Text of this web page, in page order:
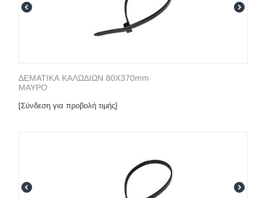
ΔΕΜΑΤΙΚΑ ΚΑΛΩΔΙΩΝ 80X370mm
ΜΑΥΡΟ
[Σύνδεση για προβολή τιμής]